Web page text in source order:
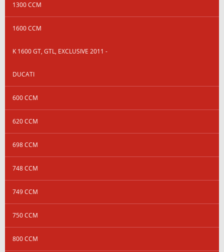
1300 CCM
1600 CCM
K 1600 GT, GTL, EXCLUSIVE 2011 -
DUCATI
600 CCM
620 CCM
698 CCM
748 CCM
749 CCM
750 CCM
800 CCM